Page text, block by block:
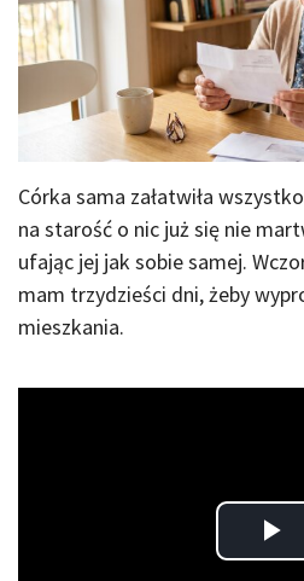
Córka sama załatwiła
na starość o nic już się nie
ufając jej jak sobie samej.
mam trzydzieści dni, żeby
mieszkania.